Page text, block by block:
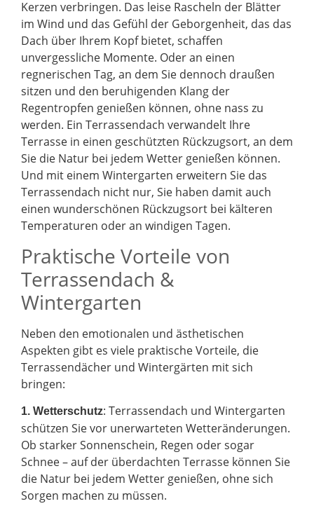
Kerzen verbringen. Das leise Rascheln der Blätter
im Wind und das Gefühl der Geborgenheit, das das
Dach über Ihrem Kopf bietet, schaffen
unvergessliche Momente. Oder an einen
regnerischen Tag, an dem Sie dennoch draußen
sitzen und den beruhigenden Klang der
Regentropfen genießen können, ohne nass zu
werden. Ein Terrassendach verwandelt Ihre
Terrasse in einen geschützten Rückzugsort, an dem
Sie die Natur bei jedem Wetter genießen können.
Und mit einem Wintergarten erweitern Sie das
Terrassendach nicht nur, Sie haben damit auch
einen wunderschönen Rückzugsort bei kälteren
Temperaturen oder an windigen Tagen.
Praktische Vorteile von
Terrassendach &
Wintergarten
Neben den emotionalen und ästhetischen
Aspekten gibt es viele praktische Vorteile, die
Terrassendächer und Wintergärten mit sich
bringen:
1. Wetterschutz: Terrassendach und Wintergarten
schützen Sie vor unerwarteten Wetteränderungen.
Ob starker Sonnenschein, Regen oder sogar
Schnee – auf der überdachten Terrasse können Sie
die Natur bei jedem Wetter genießen, ohne sich
Sorgen machen zu müssen.